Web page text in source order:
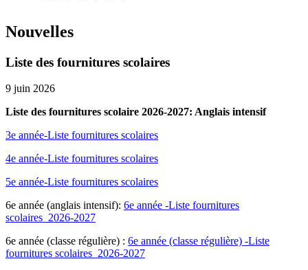
Nouvelles
Liste des fournitures scolaires
9 juin 2026
Liste des fournitures scolaire 2026-2027: Anglais intensif
3e année-Liste fournitures scolaires
4e année-Liste fournitures scolaires
5e année-Liste fournitures scolaires
6e année (anglais intensif): 6e année -Liste fournitures
scolaires_2026-2027
6e année (classe régulière) : 6e année (classe régulière) -Liste
fournitures scolaires_2026-2027